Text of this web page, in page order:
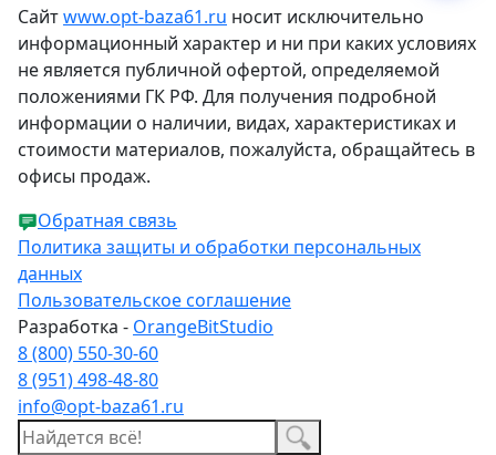
Сайтwww.opt-baza61.ru носит исключительно
информационный характер и ни при каких условиях
не является публичной офертой, определяемой
положениями ГК РФ. Для получения подробной
информации о наличии, видах, характеристиках и
стоимости материалов, пожалуйста, обращайтесь в
офисы продаж.
Обратная связь
Политика защиты и обработки персональных
данных
Пользовательское соглашение
Разработка - OrangeBitStudio
8 (800) 550-30-60
8 (951) 498-48-80
info@opt-baza61.ru